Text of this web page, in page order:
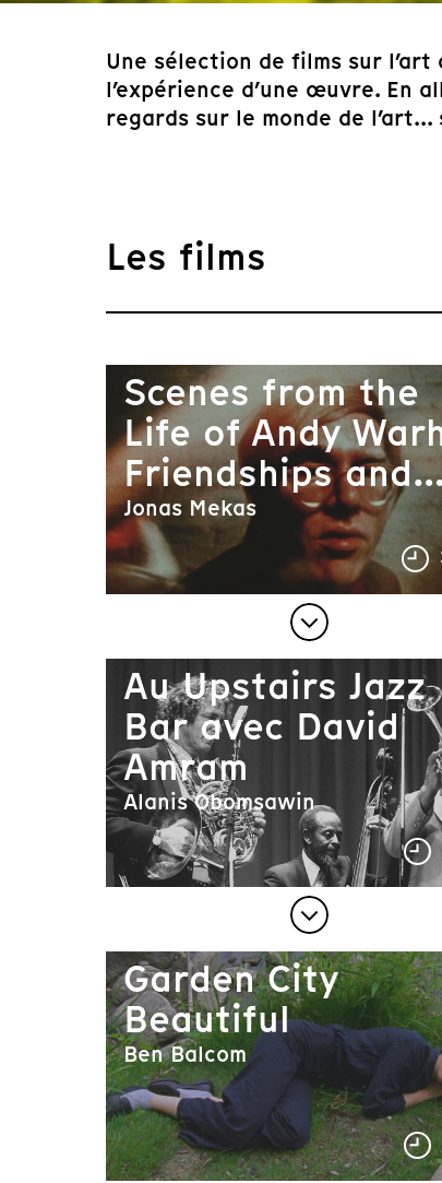
Une sélection de films sur
l’expérience d’une œuvre. En
regards sur le monde de
Les films
Scenes from the
Life of Andy
Friendships and
Intersections
Jonas Mekas
Au Upstairs Jazz
Bar avec David
Amram
Alanis Obomsawin
Garden City
Beautiful
Ben Balcom